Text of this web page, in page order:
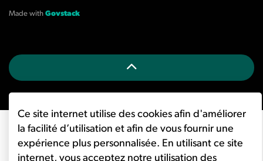
Ce site internet utilise des cookies afin d'améliorer
la facilité d’utilisation et afin de vous fournir une
expérience plus personnalisée. En utilisant ce site
internet, vous acceptez notre utilisation des
Made with Govstack